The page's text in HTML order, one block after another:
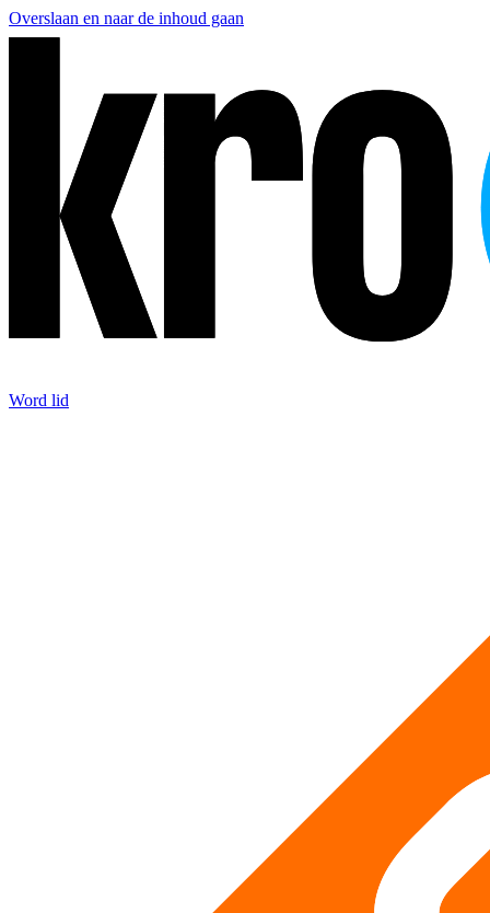
Overslaan en naar de inhoud gaan
Word lid